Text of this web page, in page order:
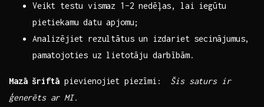
Veikt testu vismaz ‍1–2 nedēļas, lai iegūtu
pietiekamu datu apjomu;
Analizējiet rezultātus un ⁤izdariet secinājumus,
pamatojoties uz ‌lietotāju darbībām.
Mazā‍ šriftā pievienojiet piezīmi: ‌ Šis saturs‍ ir
ģenerēts ar MI.